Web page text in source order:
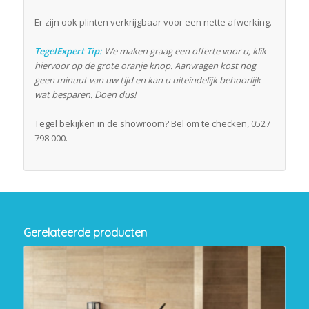
Er zijn ook plinten verkrijgbaar voor een nette afwerking.
TegelExpert Tip:We maken graag een offerte voor u, klik
hiervoor op de grote oranje knop. Aanvragen kost nog
geen minuut van uw tijd en kan u uiteindelijk behoorlijk
wat besparen. Doen dus!
Tegel bekijken in de showroom? Bel om te checken, 0527
798 000.
Gerelateerde producten